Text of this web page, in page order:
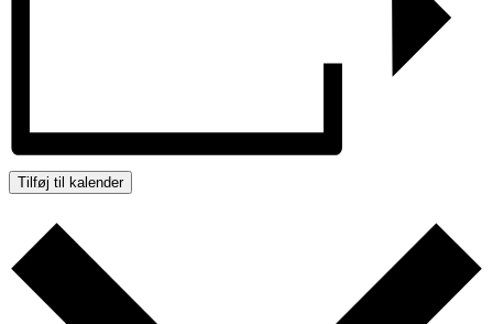
Tilføj til kalender